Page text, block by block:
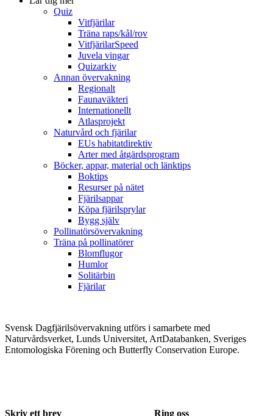
Quiz
Vitfjärilar
Träna raps/kål/rov
VitfjärilarSpeed
Juvela vingar
Quizarkiv
Annan övervakning
Regionalt
Faunaväkteri
Internationellt
Atlasprojekt
Naturvård och fjärilar
EUs habitatdirektiv
Arter med åtgärdsprogram
Böcker, appar, material och länktips
Boktips
Resurser på nätet
Fjärilsappar
Köpa fjärilsprylar
Bygg själv
Pollinatörsövervakning
Träna på pollinatörer
Blomflugor
Humlor
Solitärbin
Fjärilar
Svensk Dagfjärilsövervakning utförs i samarbete med
Naturvårdsverket, Lunds Universitet, ArtDatabanken, Sveriges
Entomologiska Förening och Butterfly Conservation Europe.
Skriv ett brev Ring oss